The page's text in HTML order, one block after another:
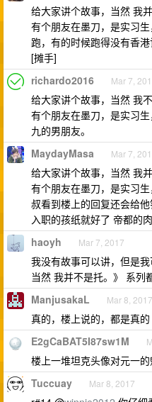
给大家讲个故事，当然 我并
有个朋友在墨刀，是实习
跑，有的时候跑得没有香
[摊手]
richardo2016 Mar 7,
给大家讲个故事，当然 我
有个朋友在墨刀，是实习
九的男朋友。
MaydayMasa Mar 7,
给大家讲个故事，当然 我并
有个朋友在墨刀，是实习
叔看到楼上的回复还会给
入职的孩纸就好了 帝都的
haoyh Mar 7, 2017
我没有故事可以讲，但是
当然 我并不是托。》 系列
ManjusakaL Mar 8, 2017
真的，楼上说的，都是真的
E2gCaBAT5I87sw1M
楼上一堆坦克头像对元一
Tuccuay Mar 8, 2017